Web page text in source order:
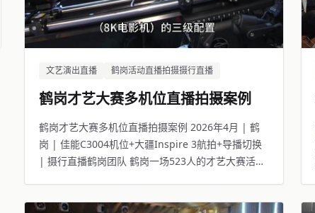
文艺演出直播 鹤岗活动直播拍摄摄行直播
鹤岗才艺大赛多机位直播拍摄案例
鹤岗才艺大赛多机位直播拍摄案例 2026年4月 | 鹤
岗 | 佳能C3004机位+大疆Inspire 3航拍+导播切换
| 摄行直播鹤岗团队 鹤岗一场523人的才艺大赛活